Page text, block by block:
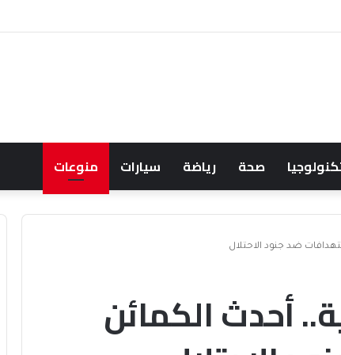
بحياة نظيرة الحارثي وبورجا
صحة رياضة سيارات منوعات
ضد جنود الاحتلال
أحدث الكمائن